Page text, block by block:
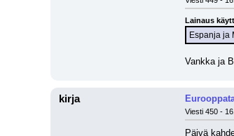
Lainaus
Espanja ja
Vankka ja
kirja
Viesti 450 -
Päivä